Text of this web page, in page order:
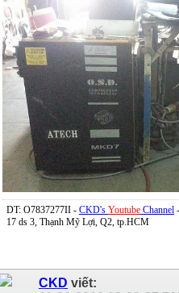
DT: O7837277II - CKD's Youtube Channel -
17 ds 3, Thạnh Mỹ Lợi, Q2, tp.HCM
CKD viết: